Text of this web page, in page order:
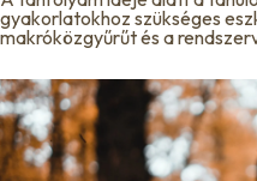
gyakorlatokhoz szükséges
makróközgyűrűt és a